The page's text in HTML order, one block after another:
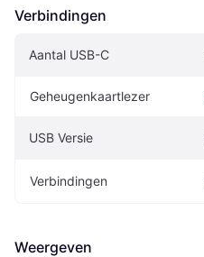
Verbindingen
Aantal USB-C
Geheugenkaartlezer
USB Versie
Verbindingen
Weergeven